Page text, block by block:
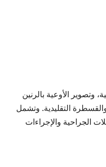
وتصوير الأوعية بالرنين
التقليدية. وتشمل
الجراحية والإجراءات